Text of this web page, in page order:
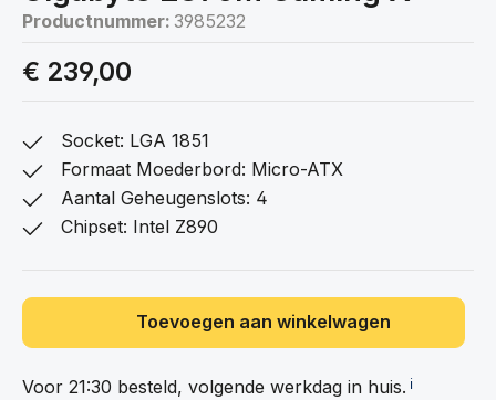
Productnummer: 3985232
€ 239,00
Socket: LGA 1851
Formaat Moederbord: Micro-ATX
Aantal Geheugenslots: 4
Chipset: Intel Z890
Toevoegen aan winkelwagen
Voor 21:30 besteld, volgende werkdag in huis. ℹ️